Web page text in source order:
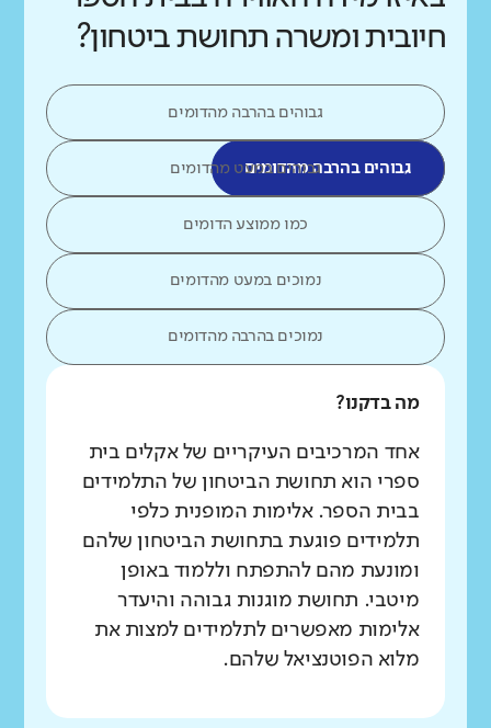
חיובית ומשרה תחושת ביטחון?
גבוהים בהרבה מהדומים
גבוהים בהרבה מהדומיםגבוהים במעט מהדומים
כמו ממוצע הדומים
נמוכים במעט מהדומים
נמוכים בהרבה מהדומים
מה בדקנו?
אחד המרכיבים העיקריים של אקלים בית
ספרי הוא תחושת הביטחון של התלמידים
בבית הספר. אלימות המופנית כלפי
תלמידים פוגעת בתחושת הביטחון שלהם
ומונעת מהם להתפתח וללמוד באופן
מיטבי. תחושת מוגנות גבוהה והיעדר
אלימות מאפשרים לתלמידים למצות את
מלוא הפוטנציאל שלהם.